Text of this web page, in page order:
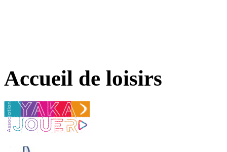
Accueil de loisirs